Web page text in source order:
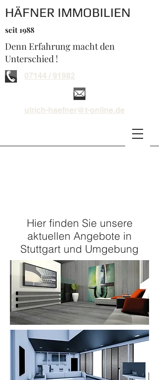
07144 / 91982
ulrich-haefner@t-online.de
HÄFNER IMMOBILIEN
seit 1988
Denn Erfahrung macht den
Unterschied !
Hier finden Sie unsere
aktuellen Angebote in
Stuttgart und Umgebung